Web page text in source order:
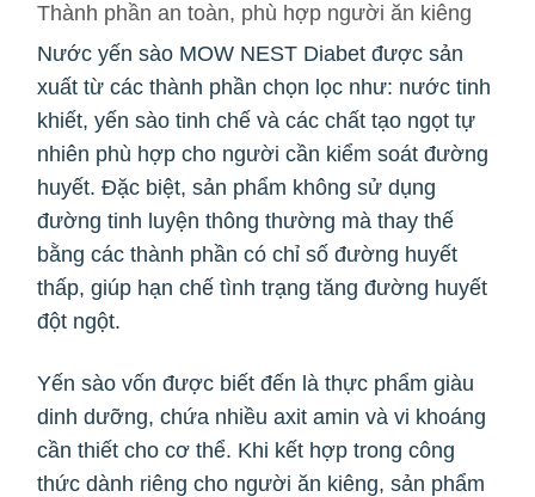
Thành phần an toàn, phù hợp người ăn kiêng
Nước yến sào MOW NEST Diabet được sản
xuất từ các thành phần chọn lọc như: nước tinh
khiết, yến sào tinh chế và các chất tạo ngọt tự
nhiên phù hợp cho người cần kiểm soát đường
huyết. Đặc biệt, sản phẩm không sử dụng
đường tinh luyện thông thường mà thay thế
bằng các thành phần có chỉ số đường huyết
thấp, giúp hạn chế tình trạng tăng đường huyết
đột ngột.
Yến sào vốn được biết đến là thực phẩm giàu
dinh dưỡng, chứa nhiều axit amin và vi khoáng
cần thiết cho cơ thể. Khi kết hợp trong công
thức dành riêng cho người ăn kiêng, sản phẩm